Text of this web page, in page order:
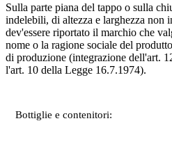
Sulla parte piana del tappo o sulla
indelebili, di altezza e larghezza non
dev'essere riportato il marchio che
nome o la ragione sociale del
di produzione (integrazione dell'art.
l'art. 10 della Legge 16.7.1974).
Bottiglie e contenitori: